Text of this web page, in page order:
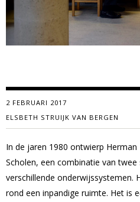
2 FEBRUARI 2017
ELSBETH STRUIJK VAN BERGEN
In de jaren 1980 ontwierp Herman
Scholen, een combinatie van
verschillende onderwijssystemen.
rond een inpandige ruimte. Het is